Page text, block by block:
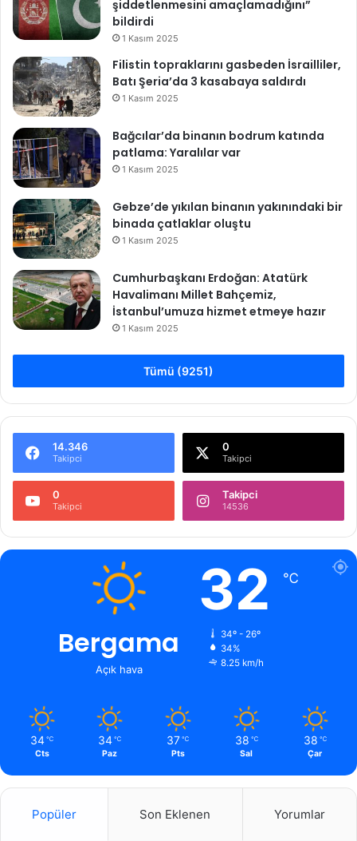
şiddetlenmesini amaçlamadığını”
bildirdi
1 Kasım 2025
Filistin topraklarını gasbeden İsrailliler,
Batı Şeria’da 3 kasabaya saldırdı
1 Kasım 2025
Bağcılar’da binanın bodrum katında
patlama: Yaralılar var
1 Kasım 2025
Gebze’de yıkılan binanın yakınındaki bir
binada çatlaklar oluştu
1 Kasım 2025
Cumhurbaşkanı Erdoğan: Atatürk
Havalimanı Millet Bahçemiz,
İstanbul’umuza hizmet etmeye hazır
1 Kasım 2025
Tümü (9251)
14.346
Takipci
0
Takipci
0
Takipci
Takipci
14536
Bergama
Açık hava
32 ℃
34º - 26º
34%
8.25 km/h
34 ℃
Cts
34 ℃
Paz
37 ℃
Pts
38 ℃
Sal
38 ℃
Çar
Popüler Son Eklenen Yorumlar